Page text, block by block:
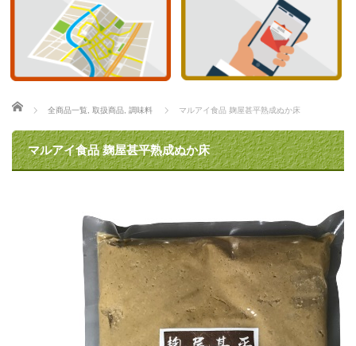
ホーム
全商品一覧 取扱商品 調味料 マルアイ食品 麹屋甚平熟成ぬか床
マルアイ食品 麹屋甚平熟成ぬか床